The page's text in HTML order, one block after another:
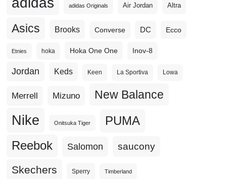
adidas Originals Air Jordan Altra
Asics Brooks Converse DC Ecco
Etnies hoka Hoka One One Inov-8
Jordan Keds Keen La Sportiva Lowa
Merrell Mizuno New Balance
Nike Onitsuka Tiger PUMA
Reebok Salomon saucony
Skechers Sperry Timberland